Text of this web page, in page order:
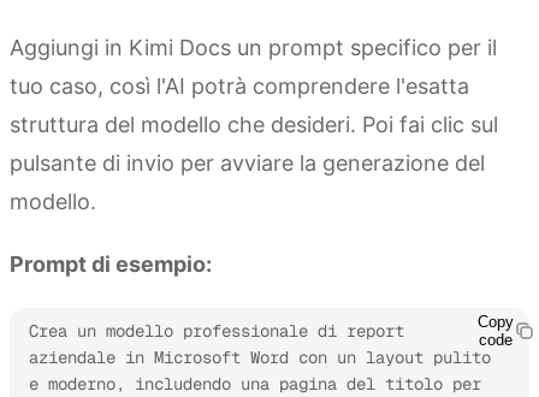
Aggiungi in Kimi Docs un prompt specifico per il
tuo caso, così l'AI potrà comprendere l'esatta
struttura del modello che desideri. Poi fai clic sul
pulsante di invio per avviare la generazione del
modello.
Prompt di esempio:
Crea un modello professionale di report
aziendale in Microsoft Word con un layout pulito
e moderno, includendo una pagina del titolo per
Copy
code